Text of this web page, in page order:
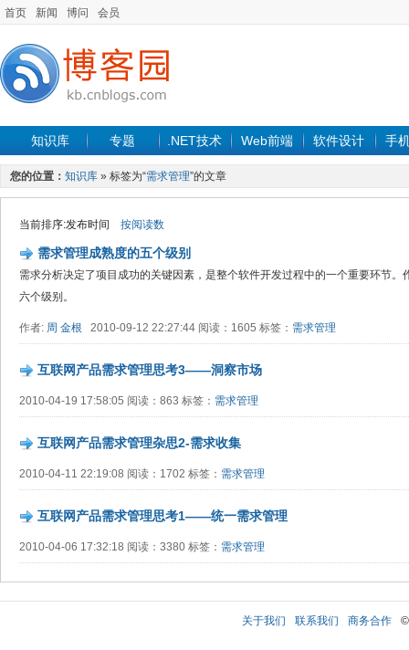
首页 新闻 博问 会员
知识库 专题 .NET技术 Web前端 软件设计 手
您的位置： 知识库 » 标签为“需求管理”的文章
当前排序:发布时间 按阅读数
需求管理成熟度的五个级别
需求分析决定了项目成功的关键因素，是整个软件开发过程中的一个重要环节
六个级别。
作者: 周 金根 2010-09-12 22:27:44 阅读：1605 标签： 需求管理
互联网产品需求管理思考3——洞察市场
2010-04-19 17:58:05 阅读：863 标签： 需求管理
互联网产品需求管理杂思2-需求收集
2010-04-11 22:19:08 阅读：1702 标签： 需求管理
互联网产品需求管理思考1——统一需求管理
2010-04-06 17:32:18 阅读：3380 标签： 需求管理
关于我们 联系我们 商务合作